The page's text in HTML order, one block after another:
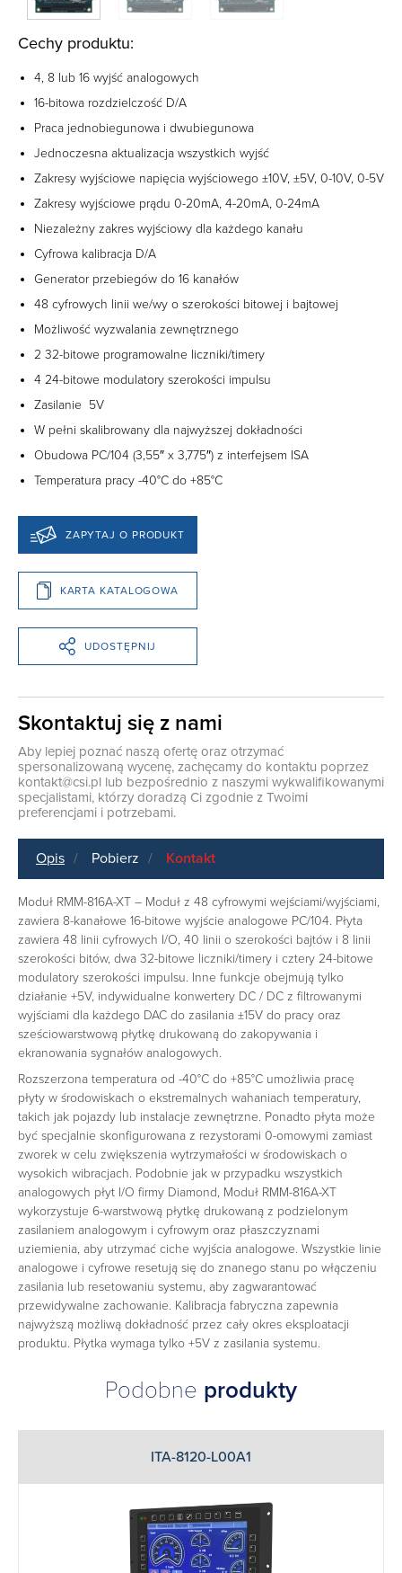
Cechy produktu:
4, 8 lub 16 wyjść analogowych
16-bitowa rozdzielczość D/A
Praca jednobiegunowa i dwubiegunowa
Jednoczesna aktualizacja wszystkich wyjść
Zakresy wyjściowe napięcia wyjściowego ±10V, ±5V, 0-10V, 0-5V
Zakresy wyjściowe prądu 0-20mA, 4-20mA, 0-24mA
Niezależny zakres wyjściowy dla każdego kanału
Cyfrowa kalibracja D/A
Generator przebiegów do 16 kanałów
48 cyfrowych linii we/wy o szerokości bitowej i bajtowej
Możliwość wyzwalania zewnętrznego
2 32-bitowe programowalne liczniki/timery
4 24-bitowe modulatory szerokości impulsu
Zasilanie 5V
W pełni skalibrowany dla najwyższej dokładności
Obudowa PC/104 (3,55″ x 3,775″) z interfejsem ISA
Temperatura pracy -40°C do +85°C
ZAPYTAJ O PRODUKT
KARTA KATALOGOWA
UDOSTĘPNIJ
Skontaktuj się z nami
Aby lepiej poznać naszą ofertę oraz otrzymać
spersonalizowaną wycenę, zachęcamy do kontaktu poprzez
kontakt@csi.pl lub bezpośrednio z naszymi wykwalifikowanymi
specjalistami, którzy doradzą Ci zgodnie z Twoimi
preferencjami i potrzebami.
Opis Pobierz Kontakt
Moduł RMM-816A-XT – Moduł z 48 cyfrowymi wejściami/wyjściami,
zawiera 8-kanałowe 16-bitowe wyjście analogowe PC/104. Płyta
zawiera 48 linii cyfrowych I/O, 40 linii o szerokości bajtów i 8 linii
szerokości bitów, dwa 32-bitowe liczniki/timery i cztery 24-bitowe
modulatory szerokości impulsu. Inne funkcje obejmują tylko
działanie +5V, indywidualne konwertery DC / DC z filtrowanymi
wyjściami dla każdego DAC do zasilania ±15V do pracy oraz
sześciowarstwową płytkę drukowaną do zakopywania i
ekranowania sygnałów analogowych.
Rozszerzona temperatura od -40°C do +85°C umożliwia pracę
płyty w środowiskach o ekstremalnych wahaniach temperatury,
takich jak pojazdy lub instalacje zewnętrzne. Ponadto płyta może
być specjalnie skonfigurowana z rezystorami 0-omowymi zamiast
zworek w celu zwiększenia wytrzymałości w środowiskach o
wysokich wibracjach. Podobnie jak w przypadku wszystkich
analogowych płyt I/O firmy Diamond, Moduł RMM-816A-XT
wykorzystuje 6-warstwową płytkę drukowaną z podzielonym
zasilaniem analogowym i cyfrowym oraz płaszczyznami
uziemienia, aby utrzymać ciche wyjścia analogowe. Wszystkie linie
analogowe i cyfrowe resetują się do znanego stanu po włączeniu
zasilania lub resetowaniu systemu, aby zagwarantować
przewidywalne zachowanie. Kalibracja fabryczna zapewnia
najwyższą możliwą dokładność przez cały okres eksploatacji
produktu. Płytka wymaga tylko +5V z zasilania systemu.
Podobne produkty
ITA-8120-L00A1